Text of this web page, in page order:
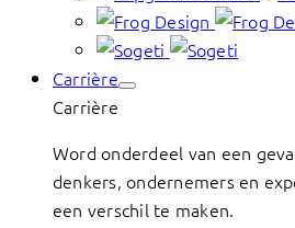
Carrière
Carrière
Word onderdeel van een
denkers, ondernemers en
een verschil te maken.